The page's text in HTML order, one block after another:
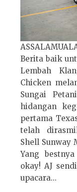
Berita baik
Lembah
Chicken
Sungai
hidangan
pertama
telah
Shell Sunway
Yang
okay! AJ
upacara...